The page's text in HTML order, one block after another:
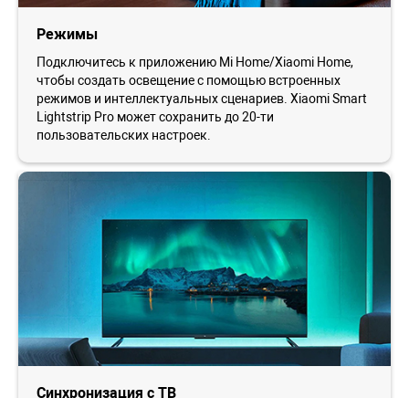
Режимы
Подключитесь к приложению Mi Home/Xiaomi Home,
чтобы создать освещение с помощью встроенных
режимов и интеллектуальных сценариев. Xiaomi Smart
Lightstrip Pro может сохранить до 20-ти
пользовательских настроек.
Синхронизация с ТВ